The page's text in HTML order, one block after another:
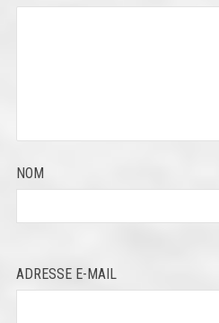
NOM
ADRESSE E-MAIL